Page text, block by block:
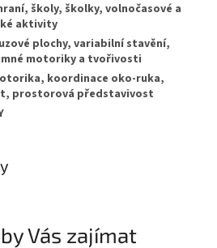
školy, školky, volnočasové a
aktivity
plochy, variabilní stavění,
motoriky a tvořivosti
koordinace oko-ruka,
prostorová představivost
Vás zajímat